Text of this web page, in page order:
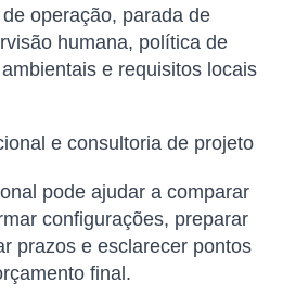
operação, parada de
humana, política de
e requisitos locais
e consultoria de projeto
pode ajudar a comparar
configurações, preparar
prazos e esclarecer pontos
final.